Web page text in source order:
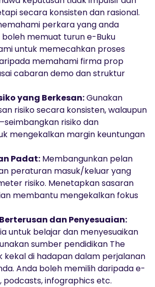
secara konsisten dan rasional.
perkara yang anda
memuat turun e-Buku
untuk memecahkan proses
memahami firma prop
cabaran demo dan struktur
yang Berkesan:Gunakan
risiko secara konsisten, walaupun
risiko dan
mengekalkan margin keuntungan
Padat: Membangunkan pelan
peraturan masuk/keluar yang
risiko. Menetapkan sasaran
membantu mengekalkan fokus
dan Penyesuaian:
untuk belajar dan menyesuaikan
sumber pendidikan The
kekal di hadapan dalam perjalanan
Anda boleh memilih daripadae-
, podcasts,infographicsetc.